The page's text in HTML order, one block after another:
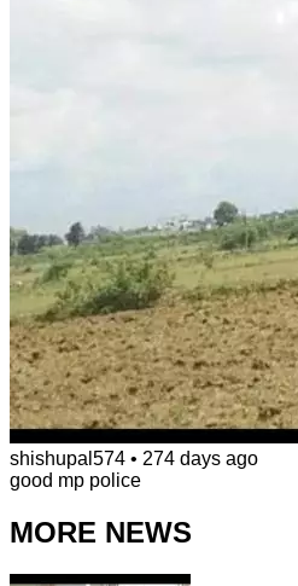
shishupal574 • 274 days ago
good mp police
MORE NEWS